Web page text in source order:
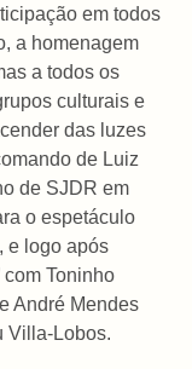
em todos
a homenagem
a todos os
culturais e
das luzes
de Luiz
de SJDR em
o espetáculo
e logo após
com Toninho
André Mendes
Villa-Lobos.